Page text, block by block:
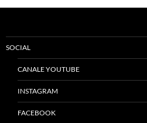
SOCIAL
CANALE YOUTUBE
INSTAGRAM
FACEBOOK